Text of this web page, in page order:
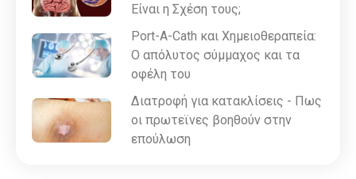
Είναι η Σχέση τους;
Port-A-Cath και Χημειοθεραπεία:
Ο απόλυτος σύμμαχος και τα
οφέλη του
Διατροφή για κατακλίσεις - Πως
οι πρωτεϊνες βοηθούν στην
επούλωση